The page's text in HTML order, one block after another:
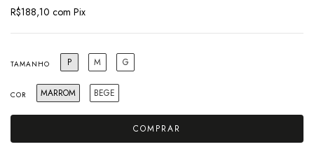
R$188,10 com Pix
TAMANHO P M G
COR MARROM BEGE